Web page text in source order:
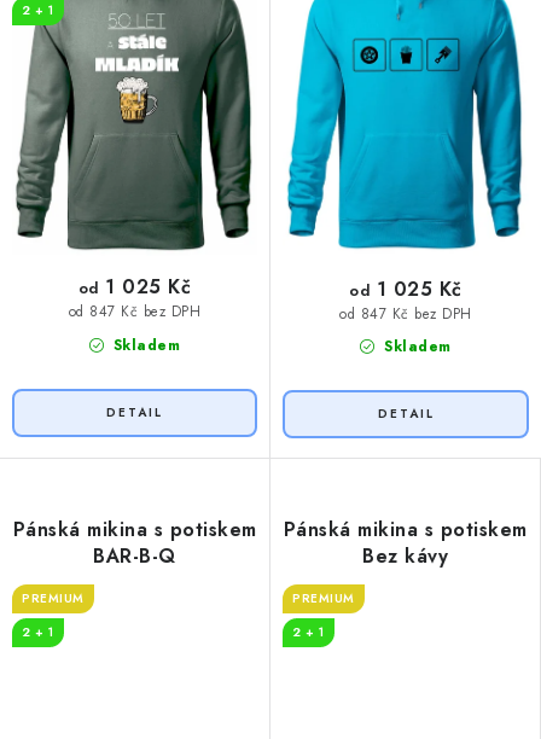
2 + 1
Skladem
od 847 Kč bez DPH
od 1 025 Kč
Skladem
od 847 Kč bez DPH
od 1 025 Kč
Pánská mikina s potiskem
BAR-B-Q
PREMIUM
2 + 1
Pánská mikina s potiskem
Bez kávy
PREMIUM
2 + 1